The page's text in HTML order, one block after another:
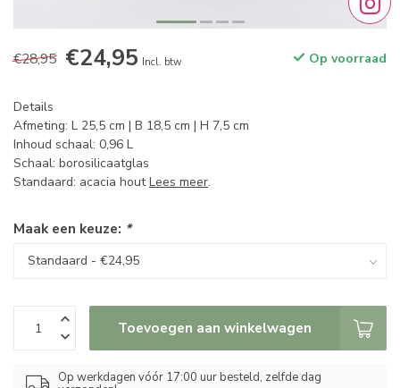
€28,95 €24,95 Incl. btw Op voorraad
Details
Afmeting: L 25,5 cm | B 18,5 cm | H 7,5 cm
Inhoud schaal: 0,96 L
Schaal: borosilicaatglas
Standaard: acacia houtLees meer.
Maak een keuze: *
Toevoegen aan winkelwagen
Op werkdagen vóór 17:00 uur besteld, zelfde dag